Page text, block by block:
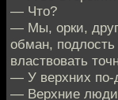
— Что?
— Мы, орки,
обман,
властвовать
— У верхних по-
— Верхние люди